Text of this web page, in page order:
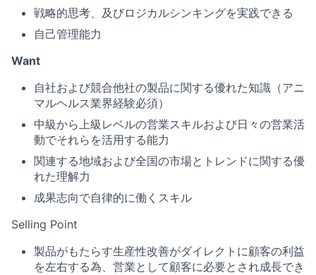
戦略的思考、及びロジカルシンキングを実践できる
自己管理能力
Want
自社および競合他社の製品に関する優れた知識（アニ
マルヘルス業界経験必須）
中級から上級レベルの営業スキルおよび日々の営業活
動でそれらを活用する能力
関連する地域および全国の市場とトレンドに関する優
れた理解力
成果志向で自律的に働くスキル
Selling Point
製品がもたらす生産性改善がダイレクトに顧客の利益
を左右する為、営業として顧客に必要とされ成長でき